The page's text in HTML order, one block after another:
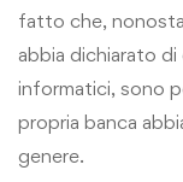
fatto che,
abbia dichiarato
informatici, sono
propria banca
genere.